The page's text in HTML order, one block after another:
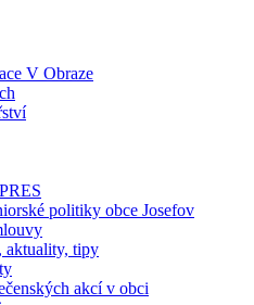
V Obraze
politiky obce Josefov
aktuality, tipy
akcí v obci